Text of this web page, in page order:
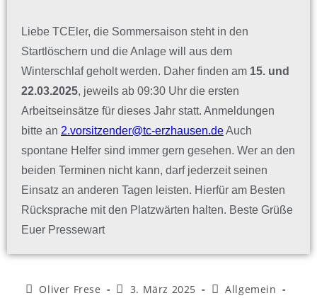
Liebe TCEler, die Sommersaison steht in den
Startlöschern und die Anlage will aus dem
Winterschlaf geholt werden. Daher finden am 15. und
22.03.2025, jeweils ab 09:30 Uhr die ersten
Arbeitseinsätze für dieses Jahr statt. Anmeldungen
bitte an 2.vorsitzender@tc-erzhausen.deAuch
spontane Helfer sind immer gern gesehen. Wer an den
beiden Terminen nicht kann, darf jederzeit seinen
Einsatz an anderen Tagen leisten. Hierfür am Besten
Rücksprache mit den Platzwärten halten. Beste Grüße
Euer Pressewart
Oliver Frese 3. März 2025
Allgemein